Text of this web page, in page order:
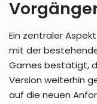
Ein zentraler
mit der
Games bestätigt,
Version weiterhin
auf die neuen